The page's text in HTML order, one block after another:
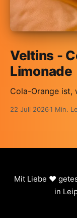
Veltins -
Limonade
Cola-Orange ist,
22 Juli 20261 Min.
Mit Liebe ❤️
in